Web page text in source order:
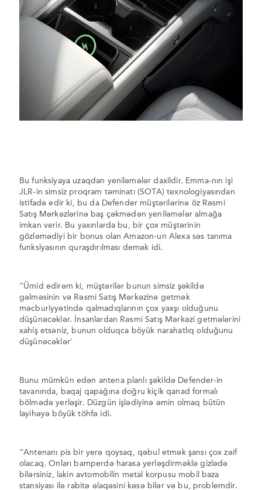
Bu funksiyaya uzaqdan yeniləmələr daxildir. Emma-nın işi
JLR-in simsiz proqram təminatı (SOTA) texnologiyasından
istifadə edir ki, bu da Defender müştərilərinə öz Rəsmi
Satış Mərkəzlərinə baş çəkmədən yeniləmələr almağa
imkan verir. Bu yaxınlarda bu, bir çox müştərinin
gözləmədiyi bir bonus olan Amazon-un Alexa səs tanıma
funksiyasının quraşdırılması demək idi.
“Ümid edirəm ki, müştərilər bunun simsiz şəkildə
gəlməsinin və Rəsmi Satış Mərkəzinə getmək
məcburiyyətində qalmadıqlarının çox yaxşı olduğunu
düşünəcəklər. İnsanlardan Rəsmi Satış Mərkəzi getmələrini
xahiş etsəniz, bunun olduqca böyük narahatlıq olduğunu
düşünəcəklər'
Bunu mümkün edən antena planlı şəkildə Defender-in
tavanında, baqaj qapağına doğru kiçik qanad formalı
bölmədə yerləşir. Düzgün işlədiyinə əmin olmaq bütün
layihəyə böyük töhfə idi.
“Antenanı pis bir yerə qoysaq, qəbul etmək şansı çox zəif
olacaq. Onları bamperdə harasa yerləşdirməklə gizlədə
bilərsiniz, lakin avtomobilin metal korpusu mobil baza
stansiyası ilə rabitə əlaqəsini kəsə bilər və bu, problemdir.